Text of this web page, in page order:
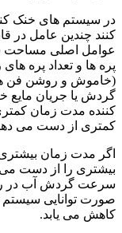
در سیستم های خنک
کنند چندین عامل در
عوامل اصلی مساحت
پره ها و تعداد پره های
(خاموش و روشن فن
گردش یا جریان مایع
کننده مدت زمان
کمتری از دست می
اگر مدت زمان بیشتری
بیشتری را از دست می
سرعت گردش آب در
صورت توانایی سیستم
کاهش می یابد.